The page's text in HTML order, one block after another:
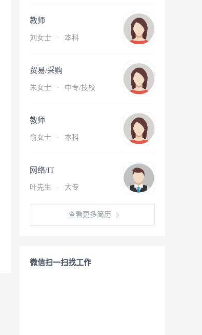
教师
刘女士 · 本科
贸易/采购
朱女士 · 中专/技校
教师
俞女士 · 本科
网络/IT
叶先生 · 大专
查看更多简历
微信扫一扫找工作